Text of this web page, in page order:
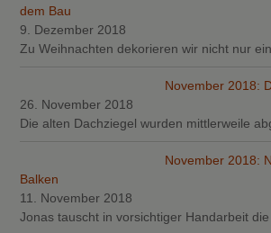
dem Bau
9. Dezember 2018
Zu Weihnachten dekorieren wir nicht nur
November 2018:
26. November 2018
Die alten Dachziegel wurden mittlerweile
November 2018:
Balken
11. November 2018
Jonas tauscht in vorsichtiger Handarbeit